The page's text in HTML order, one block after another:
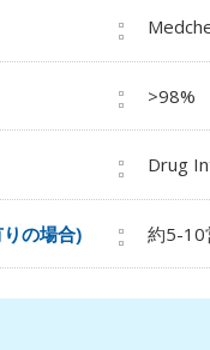
>98%
Drug
の場合) 約5-10